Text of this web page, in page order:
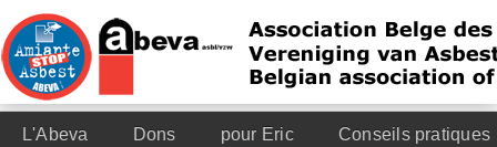
L'Abeva Dons pour Eric Conseils pratiques